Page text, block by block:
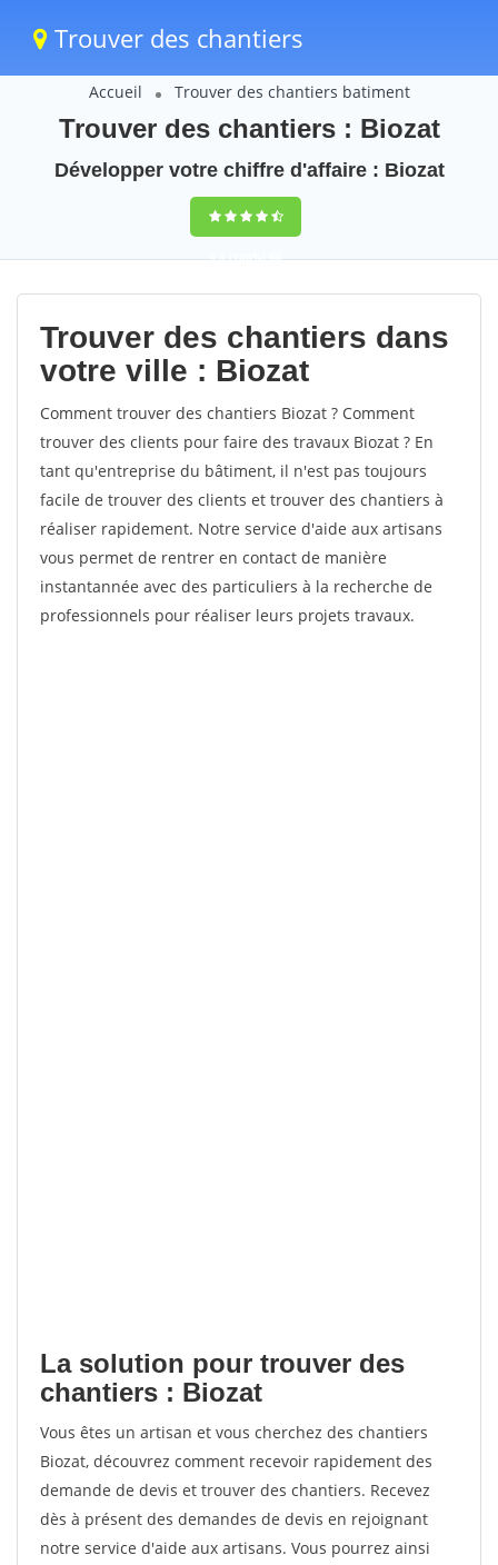
Trouver des chantiers
Accueil Trouver des chantiers batiment
Trouver des chantiers : Biozat
Développer votre chiffre d'affaire : Biozat
9,5(100%)60
votes
Trouver des chantiers dans
votre ville : Biozat
Comment trouver des chantiers Biozat ? Comment
trouver des clients pour faire des travaux Biozat ? En
tant qu'entreprise du bâtiment, il n'est pas toujours
facile de trouver des clients et trouver des chantiers à
réaliser rapidement. Notre service d'aide aux artisans
vous permet de rentrer en contact de manière
instantannée avec des particuliers à la recherche de
professionnels pour réaliser leurs projets travaux.
La solution pour trouver des
chantiers : Biozat
Vous êtes un artisan et vous cherchez des chantiers
Biozat, découvrez comment recevoir rapidement des
demande de devis et trouver des chantiers. Recevez
dès à présent des demandes de devis en rejoignant
notre service d'aide aux artisans. Vous pourrez ainsi